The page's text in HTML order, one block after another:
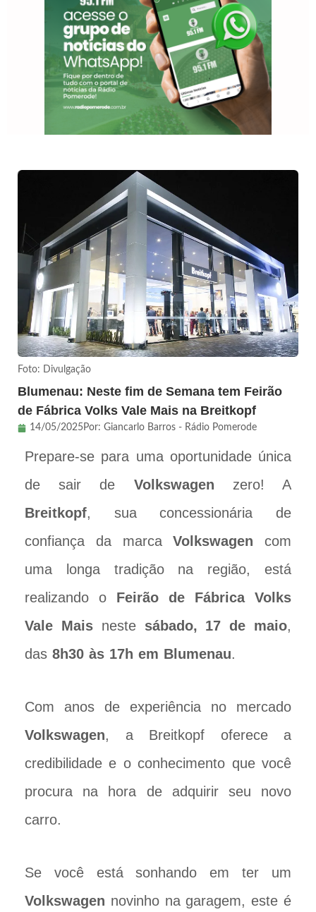
Foto: Divulgação
Blumenau: Neste fim de Semana tem Feirão
de Fábrica Volks Vale Mais na Breitkopf
14/05/2025Por: Giancarlo Barros - Rádio Pomerode
Prepare-se para uma oportunidade única
de sair de Volkswagen zero! A
Breitkopf, sua concessionária de
confiança da marcaVolkswagen com
uma longa tradição na região, está
realizando o Feirão de Fábrica Volks
Vale Maisneste sábado, 17 de maio,
das 8h30 às 17h em Blumenau.
Com anos de experiência no mercado
Volkswagen, a Breitkopf oferece a
credibilidade e o conhecimento que você
procura na hora de adquirir seu novo
carro.
Se você está sonhando em ter um
Volkswagen novinho na garagem, este é